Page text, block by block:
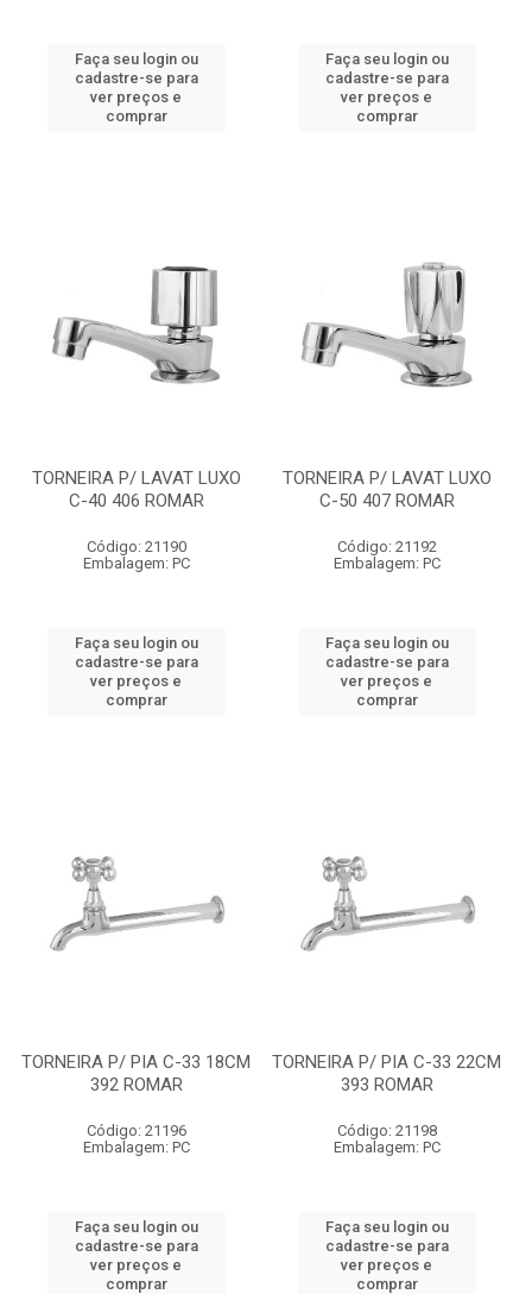
Faça seu login ou
cadastre-se para
ver preços e
comprar
Faça seu login ou
cadastre-se para
ver preços e
comprar
TORNEIRA P/ LAVAT LUXO
C-40 406 ROMAR
Código: 21190
Embalagem: PC
Faça seu login ou
cadastre-se para
ver preços e
comprar
TORNEIRA P/ LAVAT LUXO
C-50 407 ROMAR
Código: 21192
Embalagem: PC
Faça seu login ou
cadastre-se para
ver preços e
comprar
TORNEIRA P/ PIA C-33 18CM
392 ROMAR
Código: 21196
Embalagem: PC
Faça seu login ou
cadastre-se para
ver preços e
comprar
TORNEIRA P/ PIA C-33 22CM
393 ROMAR
Código: 21198
Embalagem: PC
Faça seu login ou
cadastre-se para
ver preços e
comprar